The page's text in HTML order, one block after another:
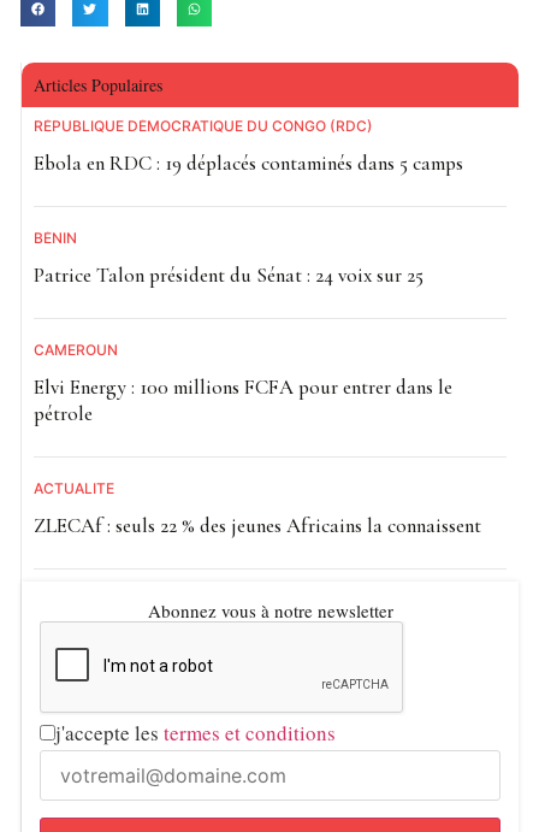
Articles Populaires
RÉPUBLIQUE DÉMOCRATIQUE DU CONGO (RDC)
Ebola en RDC : 19 déplacés contaminés dans 5 camps
BÉNIN
Patrice Talon président du Sénat : 24 voix sur 25
CAMEROUN
Elvi Energy : 100 millions FCFA pour entrer dans le
pétrole
ACTUALITE
ZLECAf : seuls 22 % des jeunes Africains la connaissent
Abonnez vous à notre newsletter
j'accepte les termes et conditions